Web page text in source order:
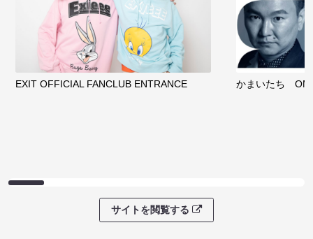
EXIT OFFICIAL FANCLUB ENTRANCE かまいたち
サイトを閲覧する